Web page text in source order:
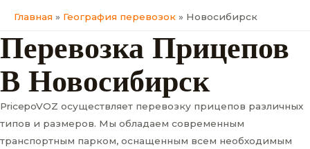
Главная География перевозок Новосибирск
Перевозка Прицепов
В Новосибирск
PricepoVOZ осуществляет перевозку прицепов различных
типов и размеров. Мы обладаем современным
транспортным парком, оснащенным всем необходимым